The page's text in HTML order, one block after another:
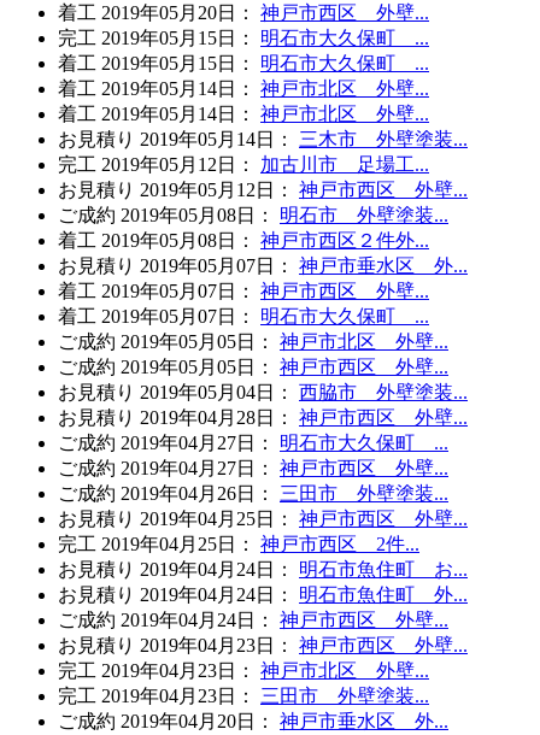
着工 2019年05月20日 ：
神戸市西区 外壁...
完工 2019年05月15日 ：
明石市大久保町 ...
着工 2019年05月15日 ：
明石市大久保町 ...
着工 2019年05月14日 ：
神戸市北区 外壁...
着工 2019年05月14日 ：
神戸市北区 外壁...
お見積り 2019年05月14日 ：
三木市 外壁塗装...
完工 2019年05月12日 ：
加古川市 足場工...
お見積り 2019年05月12日 ：
神戸市西区 外壁...
ご成約 2019年05月08日 ：
明石市 外壁塗装...
着工 2019年05月08日 ：
神戸市西区２件外...
お見積り 2019年05月07日 ：
神戸市垂水区 外...
着工 2019年05月07日 ：
神戸市西区 外壁...
着工 2019年05月07日 ：
明石市大久保町 ...
ご成約 2019年05月05日 ：
神戸市北区 外壁...
ご成約 2019年05月05日 ：
神戸市西区 外壁...
お見積り 2019年05月04日 ：
西脇市 外壁塗装...
お見積り 2019年04月28日 ：
神戸市西区 外壁...
ご成約 2019年04月27日 ：
明石市大久保町 ...
ご成約 2019年04月27日 ：
神戸市西区 外壁...
ご成約 2019年04月26日 ：
三田市 外壁塗装...
お見積り 2019年04月25日 ：
神戸市西区 外壁...
完工 2019年04月25日 ：
神戸市西区 2件...
お見積り 2019年04月24日 ：
明石市魚住町 お...
お見積り 2019年04月24日 ：
明石市魚住町 外...
ご成約 2019年04月24日 ：
神戸市西区 外壁...
お見積り 2019年04月23日 ：
神戸市西区 外壁...
完工 2019年04月23日 ：
神戸市北区 外壁...
完工 2019年04月23日 ：
三田市 外壁塗装...
ご成約 2019年04月20日 ：
神戸市垂水区 外...